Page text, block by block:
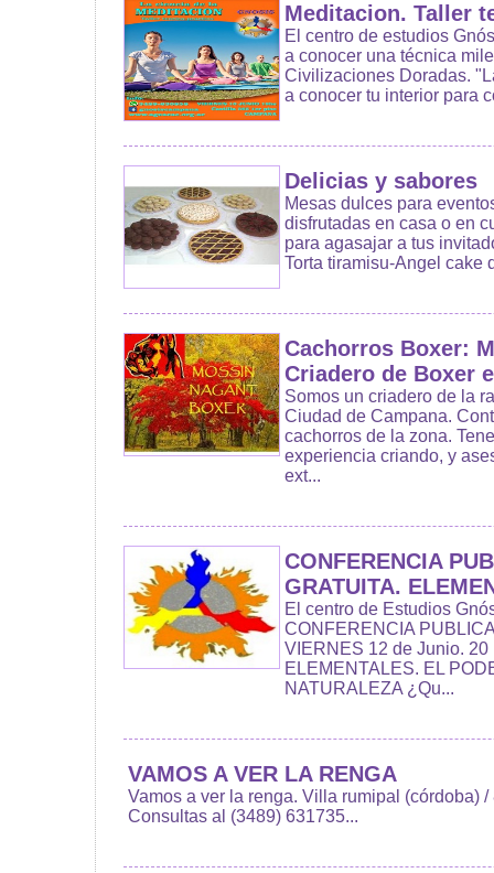
Meditacion. Taller
El centro de estudios
a conocer una técnica
Civilizaciones Doradas.
a conocer tu interior para
Delicias y sabores
Mesas dulces para
disfrutadas en casa o en
para agasajar a tus
Torta tiramisu-Angel cake
Cachorros Boxer:
Criadero de Boxer
Somos un criadero de la
Ciudad de Campana.
cachorros de la zona.
experiencia criando, y
ext...
CONFERENCIA
GRATUITA.
El centro de Estudios
CONFERENCIA
VIERNES 12 de Junio.
ELEMENTALES. EL
NATURALEZA ¿Qu...
VAMOS A VER LA RENGA
Vamos a ver la renga. Villa rumipal (córdoba)
Consultas al (3489) 631735...